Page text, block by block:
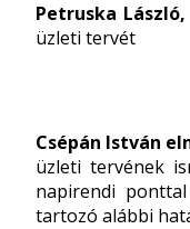
Petruska
üzleti tervét
Csépán István
üzleti tervének
napirendi
tartozó alábbi